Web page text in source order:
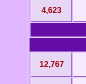
4,623
12,767